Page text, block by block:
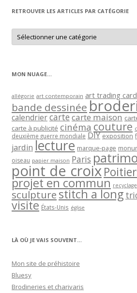
RETROUVER LES ARTICLES PAR CATÉGORIE
Retrouver
les
articles
MON NUAGE…
allégorie art contemporain art trading card
bande dessinée
calendriercartecarte maison
carte à publicité cinéma couture
deuxième guerre mondiale DIY exposition
jardin lecture marque-page
oiseau papier maison Paris
point de croix
projet en commun recyclage
sculpturestitch a long
visite États-Unis église
LÀ OÙ JE VAIS SOUVENT…
Mon site de préhistoire
Bluesy
Brodineries et charivaris